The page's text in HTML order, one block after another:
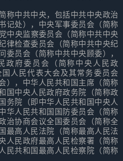
称中共中央，包括中共中央政治
记处），中央军事委员会（简称
中央监察委员会（简称中共中央
律检查委员会（简称中共中央纪
委员会（简称中共中央顾委），
政府委员会（简称中央人民政
人民代表大会及其常务委员会
），中华人民共和国主席（简称
国中央人民政府政务院（简称政
务院（即中华人民共和国中央人
华人民共和国国防委员会（简称
治协商会议全国委员会（简称全
最高人民法院（简称最高人民法
人民政府最高人民检察署（简称
民共和国最高人民检察院（简称